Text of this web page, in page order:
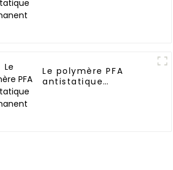
Le polymère PFA
antistatique